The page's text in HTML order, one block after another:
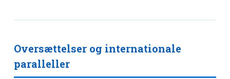
Oversættelser og internationale
paralleller